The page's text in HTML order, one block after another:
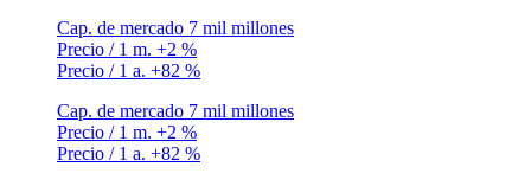
Cap. de mercado 7 mil millones
Precio / 1 m. +2 %
Precio / 1 a. +82 %
Cap. de mercado 7 mil millones
Precio / 1 m. +2 %
Precio / 1 a. +82 %